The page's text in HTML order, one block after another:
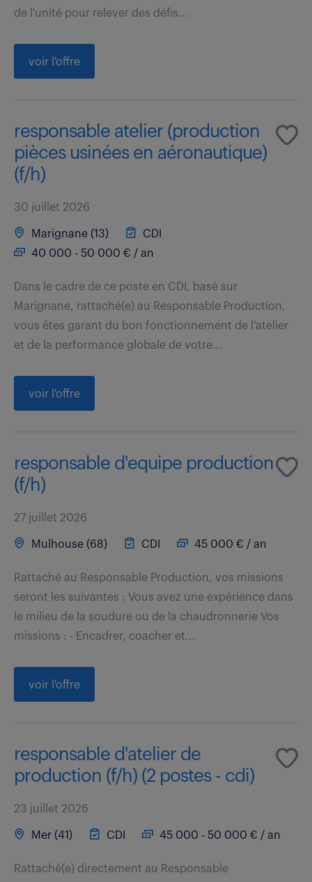
de l'unité pour relever des défis...
voir l'offre
responsable atelier (production
pièces usinées en aéronautique)
(f/h)
30 juillet 2026
Marignane (13)
CDI
40 000 - 50 000 € / an
Dans le cadre de ce poste en CDI, basé sur
Marignane, rattaché(e) au Responsable Production,
vous êtes garant du bon fonctionnement de l'atelier
et de la performance globale de votre...
voir l'offre
responsable d'equipe production
(f/h)
27 juillet 2026
Mulhouse (68) CDI 45 000 € / an
Rattaché au Responsable Production, vos missions
seront les suivantes : Vous avez une expérience dans
le milieu de la soudure ou de la chaudronnerie Vos
missions : - Encadrer, coacher et...
voir l'offre
responsable d'atelier de
production (f/h) (2 postes - cdi)
23 juillet 2026
Mer (41) CDI 45 000 - 50 000 € / an
Rattaché(e) directement au Responsable